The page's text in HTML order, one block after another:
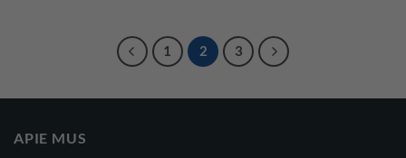
1 2 3
APIE MUS